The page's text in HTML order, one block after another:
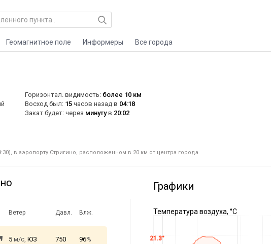
Геомагнитное поле Информеры Все города
Горизонтал. видимость: более 10 км
Восход был: 15 часов назад в 04:18
Закат будет: через минутув 20:02
в аэропорту Стригино, расположенном в 20 км от центра города
Ветер Давл. Влж.
5 м/с, ЮЗ 750 96%
Графики
Температура воздуха, °C
21.3°